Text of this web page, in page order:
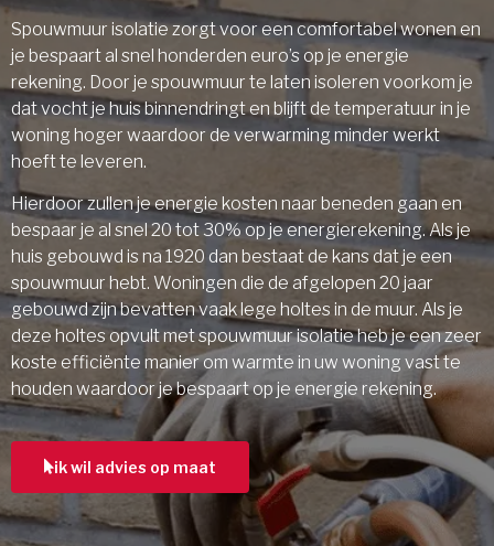
Spouwmuur isolatie zorgt voor een comfortabel wonen en
je bespaart al snel honderden euro’s op je energie
rekening. Door je spouwmuur te laten isoleren voorkom je
dat vocht je huis binnendringt en blijft de temperatuur in je
woning hoger waardoor de verwarming minder werkt
hoeft te leveren.
Hierdoor zullen je energie kosten naar beneden gaan en
bespaar je al snel 20 tot 30% op je energierekening. Als je
huis gebouwd is na 1920 dan bestaat de kans dat je een
spouwmuur hebt. Woningen die de afgelopen 20 jaar
gebouwd zijn bevatten vaak lege holtes in de muur. Als je
deze holtes opvult met spouwmuur isolatie heb je een zeer
koste efficiënte manier om warmte in uw woning vast te
houden waardoor je bespaart op je energie rekening.
ik wil advies op maat